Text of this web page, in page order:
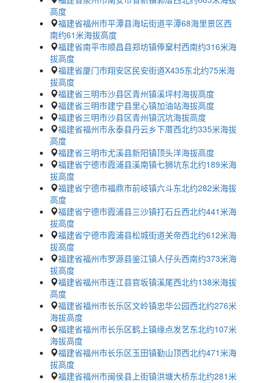
高度
福建省福州市平潭县海坛街道平潭68海里景区西
南约61米海拔高度
福建省南平市顺昌县郑坊镇俸窠村西南约316米海
拔高度
福建省厦门市翔安区民安街道X435东北约75米海
拔高度
福建省三明市沙县区青州镇溪坪村海拔高度
福建省三明市建宁县里心镇加油站海拔高度
福建省三明市沙县区青州镇沉坑海拔高度
福建省福州市永泰县丹云乡下厝西北约335米海拔
高度
福建省三明市尤溪县新阳镇顶头洋海拔高度
福建省宁德市霞浦县溪南镇七狮坑东北约189米海
拔高度
福建省宁德市福鼎市前岐镇六斗东北约282米海拔
高度
福建省宁德市霞浦县三沙镇打石丘西北约441米海
拔高度
福建省宁德市霞浦县松城街道关帝西北约612米海
拔高度
福建省福州市罗源县鉴江镇人仔头西南约373米海
拔高度
福建省福州市连江县官坂镇溪尾西北约138米海拔
高度
福建省福州市长乐区文岭镇忠华公园西北约276米
海拔高度
福建省福州市长乐区鹤上镇缘点发艺东北约107米
海拔高度
福建省福州市长乐区玉田镇勤山顶西北约471米海
拔高度
福建省福州市闽侯县上街镇洪塘大桥东北约281米